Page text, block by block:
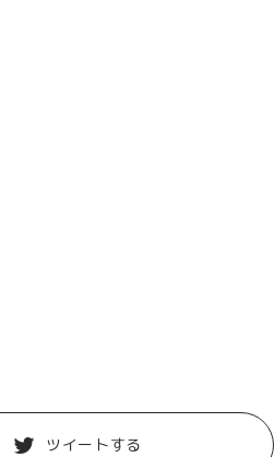
ツイートする